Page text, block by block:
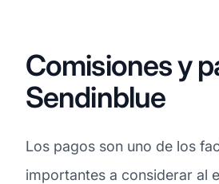
Comisiones y
Sendinblue
Los pagos son uno de los
importantes a considerar al